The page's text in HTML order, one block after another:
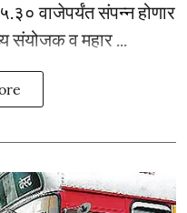
वाजेपर्यंत संपन्न होणार
संयोजक व महार ...